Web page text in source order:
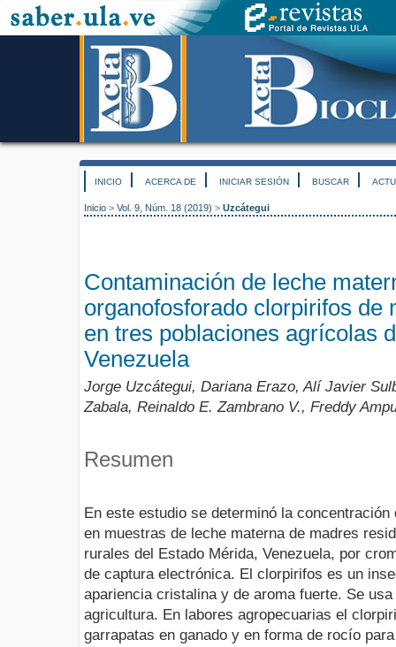
INICIO ACERCA DE INICIAR SESIÓN BUSCAR
Inicio > Vol. 9, Núm. 18 (2019) > Uzcátegui
Contaminación de leche
organofosforado clorpirifos de
en tres poblaciones agrícolas
Venezuela
Jorge Uzcátegui, Dariana Erazo, Alí Javier
Zabala, Reinaldo E. Zambrano V., Freddy
Resumen
En este estudio se determinó la
en muestras de leche materna de madres
rurales del Estado Mérida, Venezuela, por
de captura electrónica. El clorpirifos es un
apariencia cristalina y de aroma fuerte. Se
agricultura. En labores agropecuarias el
garrapatas en ganado y en forma de rocío